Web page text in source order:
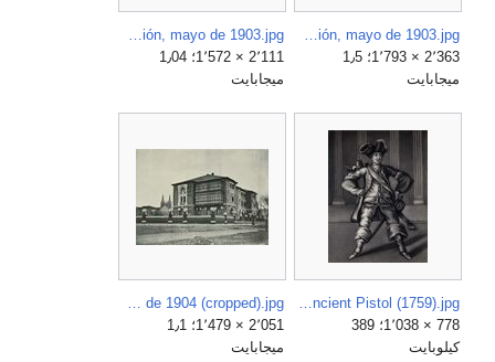
2٬363 × 1٬793؛ 1٫5
ميجابايت
2٬111 × 1٬572؛ 1٫04
ميجابايت
Cibber, in the Character of Ancient Pistol (1759).jpg
778 × 1٬038؛ 389
كيلوبايت
Colegio para Niñas, de Religiosas Francesas del Niño Jesús, Burgos, fachada lateral, Arquitectura y Construcción, julio de 1904 (cropped).jpg
2٬051 × 1٬479؛ 1٫1
ميجابايت